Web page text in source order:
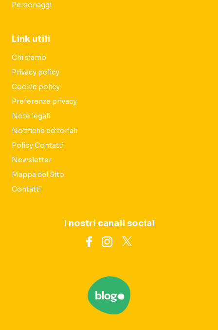
Personaggi
Link utili
Chi siamo
Privacy policy
Cookie policy
Preferenze privacy
Note legali
Notifiche editoriali
Policy Contatti
Newsletter
Mappa del Sito
Contatti
I nostri canali social